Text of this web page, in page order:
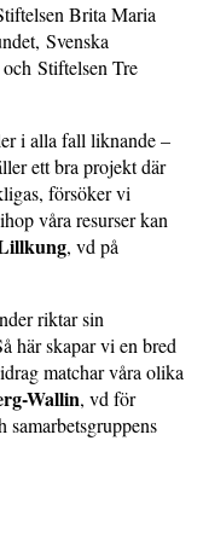
Brita Maria
Svenska
Stiftelsen Tre
i alla fall liknande –
ett bra projekt där
försöker vi
våra resurser kan
, vd på
riktar sin
här skapar vi en bred
matchar våra olika
Wallin, vd för